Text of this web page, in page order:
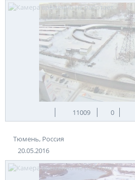
11009 0
Тюмень, Россия
20.05.2016